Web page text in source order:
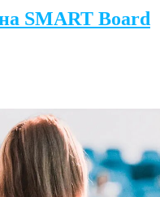
SMART Board